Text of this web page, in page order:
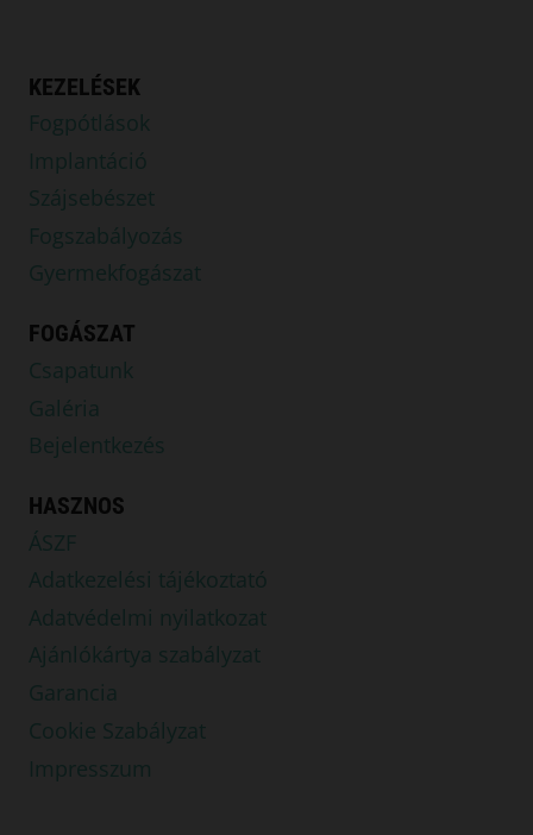
KEZELÉSEK
Fogpótlások
Implantáció
Szájsebészet
Fogszabályozás
Gyermekfogászat
FOGÁSZAT
Csapatunk
Galéria
Bejelentkezés
HASZNOS
ÁSZF
Adatkezelési tájékoztató
Adatvédelmi nyilatkozat
Ajánlókártya szabályzat
Garancia
Cookie Szabályzat
Impresszum